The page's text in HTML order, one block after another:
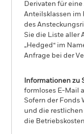
Derivaten für
Anteilsklassen im
des
Sie die Liste aller
„Hedged“ im
Anfrage bei der
Informationen zu
formloses E-Mail
Sofern der Fonds
und die
die